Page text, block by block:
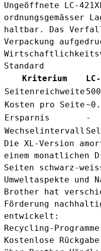
Ungeöffnete LC-
ordnungsgemässer
haltbar. Das
Verpackung
Standard
Kriterium
Seitenreichweite
Kosten pro Seite
Ersparnis
-
Wechselintervall
Die XL-Version
einem monatlichen
Seiten schwarz-
Umweltaspekte und
Brother hat
Förderung
entwickelt:
Recycling-Programme
Kostenlose